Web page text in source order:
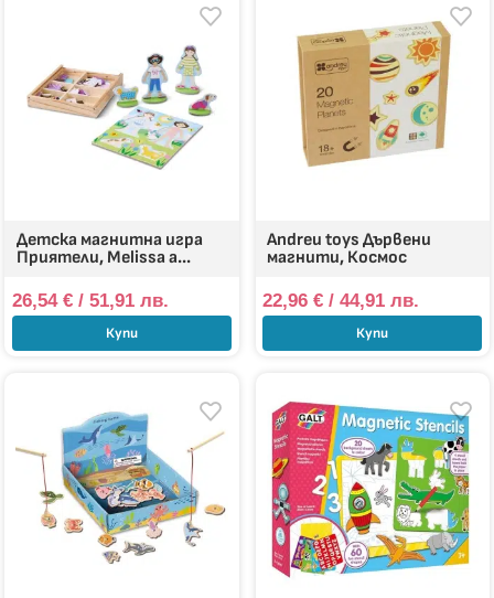
Детска магнитна игра
Приятели, Melissa a...
26,54 €/ 51,91 лв.
Купи
Andreu toys Дървени
магнити, Космос
22,96 €/ 44,91 лв.
Купи